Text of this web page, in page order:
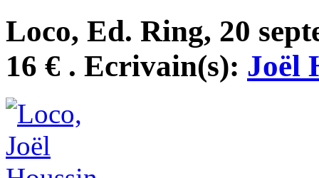
Loco, Ed. Ring, 20
16 € . Ecrivain(s): Joël